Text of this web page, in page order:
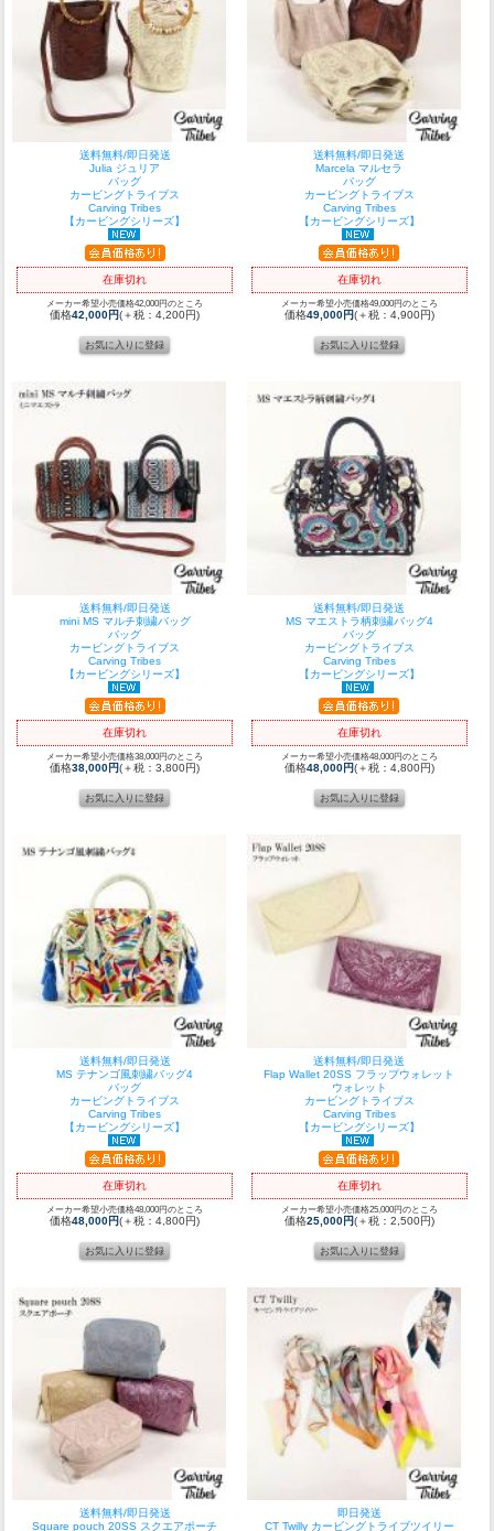
送料無料/即日発送
Julia ジュリア
バッグ
カービングトライブス
Carving Tribes
【カービングシリーズ】
在庫切れ
メーカー希望小売価格42,000円のところ
価格42,000円(＋税：4,200円)
送料無料/即日発送
Marcela マルセラ
バッグ
カービングトライブス
Carving Tribes
【カービングシリーズ】
在庫切れ
メーカー希望小売価格49,000円のところ
価格49,000円(＋税：4,900円)
送料無料/即日発送
mini MS マルチ刺繍バッグ
バッグ
カービングトライブス
Carving Tribes
【カービングシリーズ】
在庫切れ
メーカー希望小売価格38,000円のところ
価格38,000円(＋税：3,800円)
送料無料/即日発送
MS マエストラ柄刺繍バッグ4
バッグ
カービングトライブス
Carving Tribes
【カービングシリーズ】
在庫切れ
メーカー希望小売価格48,000円のところ
価格48,000円(＋税：4,800円)
送料無料/即日発送
MS テナンゴ風刺繍バッグ4
バッグ
カービングトライブス
Carving Tribes
【カービングシリーズ】
在庫切れ
メーカー希望小売価格48,000円のところ
価格48,000円(＋税：4,800円)
送料無料/即日発送
Flap Wallet 20SS フラップウォレット
ウォレット
カービングトライブス
Carving Tribes
【カービングシリーズ】
在庫切れ
メーカー希望小売価格25,000円のところ
価格25,000円(＋税：2,500円)
送料無料/即日発送
Square pouch 20SS スクエアポーチ
即日発送
CT Twilly カービングトライブツイリー